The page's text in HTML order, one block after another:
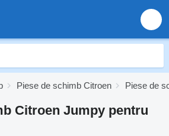
Piese de schimb Citroen Piese de
Citroen Jumpy pentru